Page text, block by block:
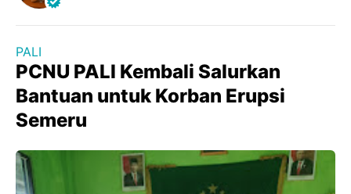
PALI
PCNU PALI Kembali Salurkan
Bantuan untuk Korban Erupsi
Semeru